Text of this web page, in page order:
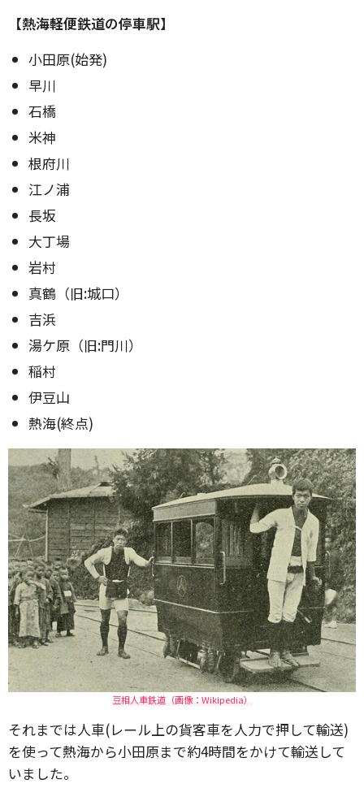
【熱海軽便鉄道の停車駅】
小田原(始発)
早川
石橋
米神
根府川
江ノ浦
長坂
大丁場
岩村
真鶴（旧:城口）
吉浜
湯ケ原（旧:門川）
稲村
伊豆山
熱海(終点)
豆相人車鉄道（画像：Wikipedia）
それまでは人車(レール上の貨客車を人力で押して輸送)
を使って熱海から小田原まで約4時間をかけて輸送して
いました。